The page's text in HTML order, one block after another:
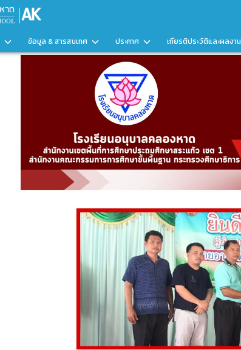
ข้อมูล & สารสนเทศ ประกาศ เกียรติประวัติและผลงาน